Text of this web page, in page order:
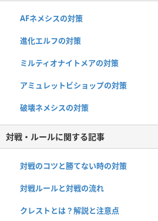
AFネメシスの対策
進化エルフの対策
ミルティオナイトメアの対策
アミュレットビショップの対策
破壊ネメシスの対策
対戦・ルールに関する記事
対戦のコツと勝てない時の対策
対戦ルールと対戦の流れ
クレストとは？解説と注意点